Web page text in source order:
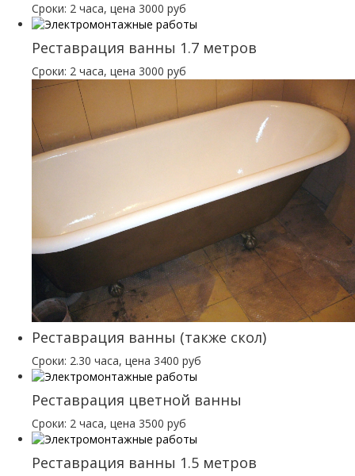
Сроки: 2 часа, цена 3000 руб
Реставрация ванны 1.7 метров
Сроки: 2 часа, цена 3000 руб
Реставрация ванны (также скол)
Сроки: 2.30 часа, цена 3400 руб
Реставрация цветной ванны
Сроки: 2 часа, цена 3500 руб
Реставрация ванны 1.5 метров